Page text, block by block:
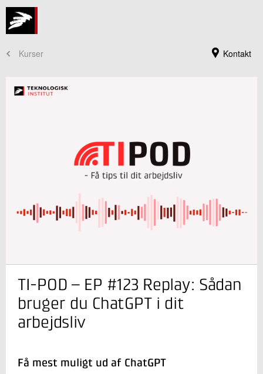
Kontakt
Kurser
Kursusadministration
Kontakt os
TI-POD – EP #123 Replay: Sådan
bruger du ChatGPT i dit
arbejdsliv
Få mest muligt ud af ChatGPT